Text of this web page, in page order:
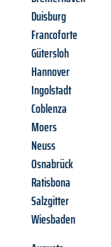
Duisburg
Francoforte
Gütersloh
Hannover
Ingolstadt
Coblenza
Moers
Neuss
Osnabrück
Ratisbona
Salzgitter
Wiesbaden